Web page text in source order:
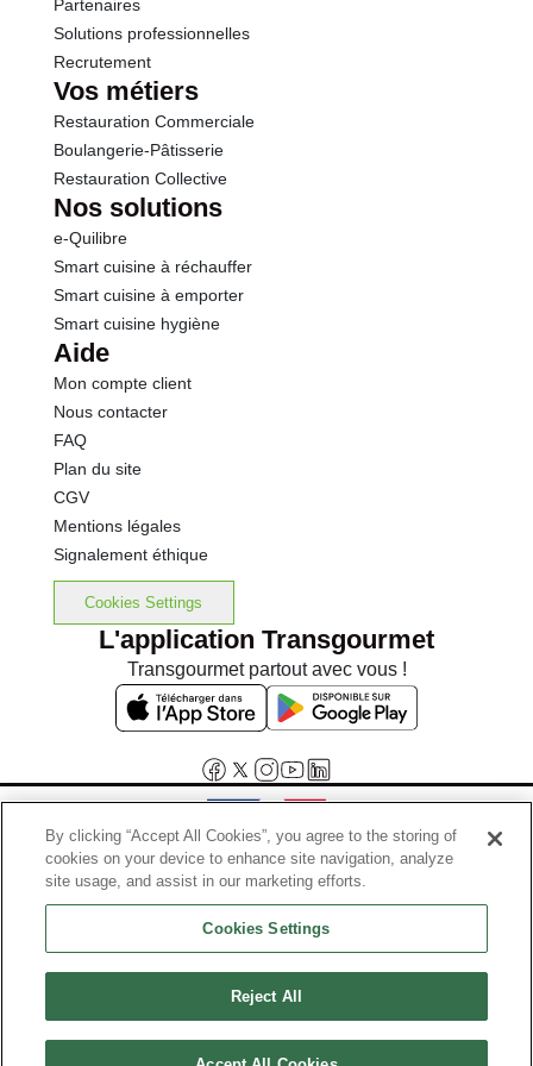
Partenaires
Solutions professionnelles
Recrutement
Vos métiers
Restauration Commerciale
Boulangerie-Pâtisserie
Restauration Collective
Nos solutions
e-Quilibre
Smart cuisine à réchauffer
Smart cuisine à emporter
Smart cuisine hygiène
Aide
Mon compte client
Nous contacter
FAQ
Plan du site
CGV
Mentions légales
Signalement éthique
Cookies Settings
L'application Transgourmet
Transgourmet partout avec vous !
Interdiction de vente de boissons alcooliques aux mineurs de
moins de 18 ans
La preuve de majorité de l'acheteur est exigée au moment de la vente
Code de la santé publique, Aar.l.3342-1 et l.3353-3
© Tous droits réservés
By clicking “Accept All Cookies”, you agree to the storing of
cookies on your device to enhance site navigation, analyze
site usage, and assist in our marketing efforts.
Cookies Settings
Reject All